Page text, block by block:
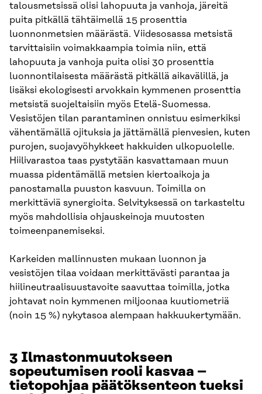
talousmetsissä olisi lahopuuta ja vanhoja, järeitä
puita pitkällä tähtäimellä 15 prosenttia
luonnonmetsien määrästä. Viidesosassa metsistä
tarvittaisiin voimakkaampia toimia niin, että
lahopuuta ja vanhoja puita olisi 30 prosenttia
luonnontilaisesta määrästä pitkällä aikavälillä, ja
lisäksi ekologisesti arvokkain kymmenen prosenttia
metsistä suojeltaisiin myös Etelä-Suomessa.
Vesistöjen tilan parantaminen onnistuu esimerkiksi
vähentämällä ojituksia ja jättämällä pienvesien, kuten
purojen, suojavyöhykkeet hakkuiden ulkopuolelle.
Hiilivarastoa taas pystytään kasvattamaan muun
muassa pidentämällä metsien kiertoaikoja ja
panostamalla puuston kasvuun. Toimilla on
merkittäviä synergioita. Selvityksessä on tarkasteltu
myös mahdollisia ohjauskeinoja muutosten
toimeenpanemiseksi.
Karkeiden mallinnusten mukaan luonnon ja
vesistöjen tilaa voidaan merkittävästi parantaa ja
hiilineutraalisuustavoite saavuttaa toimilla, jotka
johtavat noin kymmenen miljoonaa kuutiometriä
(noin 15 %) nykytasoa alempaan hakkuukertymään.
3 Ilmastonmuutokseen
sopeutumisen rooli kasvaa –
tietopohjaa päätöksenteon tueksi